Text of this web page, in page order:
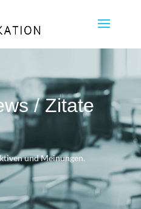
/ Zitate
und Meinungen.